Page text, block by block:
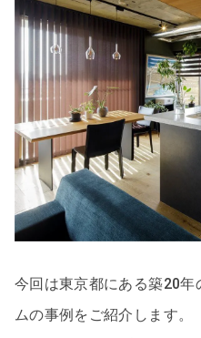
今回は東京都にある築20
ムの事例をご紹介します。